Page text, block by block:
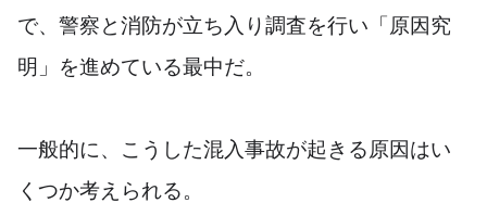
で、警察と消防が立ち入り調査を行い「原因究
明」を進めている最中だ。
一般的に、こうした混入事故が起きる原因はい
くつか考えられる。